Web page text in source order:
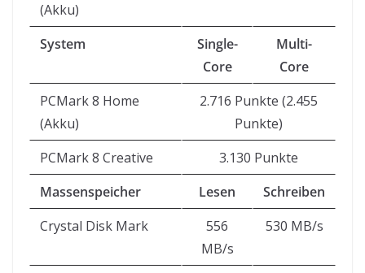
(Akku)
System
Single-
Core
Multi-
Core
PCMark 8 Home
(Akku)
2.716 Punkte (2.455
Punkte)
PCMark 8 Creative
3.130 Punkte
Massenspeicher
Lesen
Schreiben
Crystal Disk Mark
556
MB/s
530 MB/s